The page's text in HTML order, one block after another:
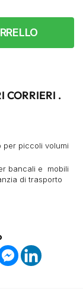
CORRIERI .
per piccoli volumi
bancali e mobili
di trasporto